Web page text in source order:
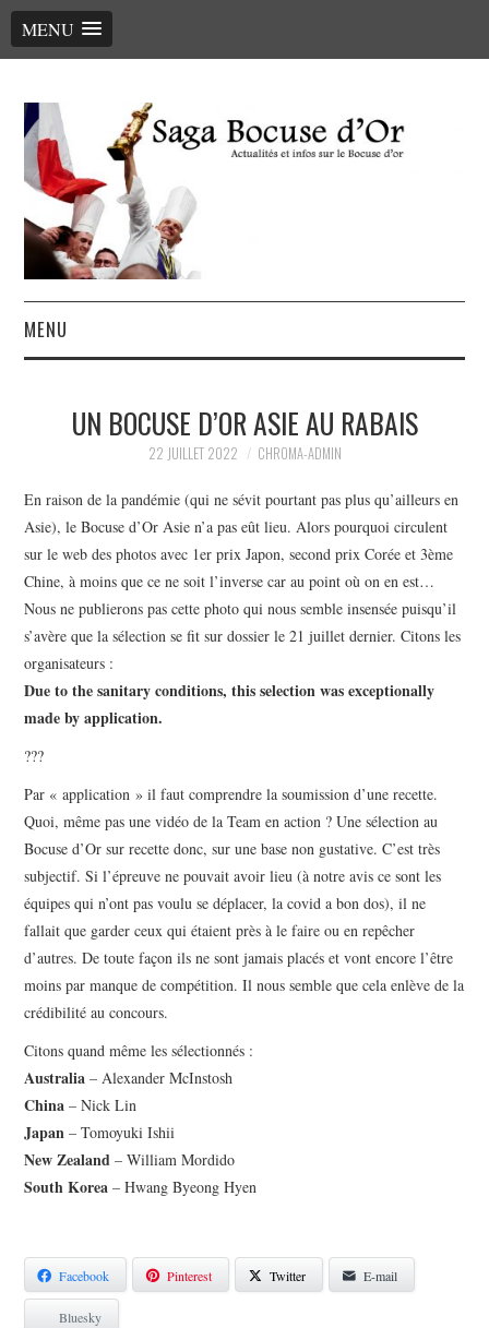
MENU
MENU
LE PALMARÈS, LES CHEFS
PHOTOS
SAGA BOCUSE D’OR ?
VIDÉOS
UN BOCUSE D’OR ASIE AU RABAIS
22 JUILLET 2022 CHROMA-ADMIN
En raison de la pandémie (qui ne sévit pourtant pas plus qu’ailleurs en
Asie), le Bocuse d’Or Asie n’a pas eût lieu. Alors pourquoi circulent
sur le web des photos avec 1er prix Japon, second prix Corée et 3ème
Chine, à moins que ce ne soit l’inverse car au point où on en est…
Nous ne publierons pas cette photo qui nous semble insensée puisqu’il
s’avère que la sélection se fit sur dossier le 21 juillet dernier. Citons les
organisateurs :
Due to the sanitary conditions, this selection was exceptionally
made by application.
???
Par « application » il faut comprendre la soumission d’une recette.
Quoi, même pas une vidéo de la Team en action ? Une sélection au
Bocuse d’Or sur recette donc, sur une base non gustative. C’est très
subjectif. Si l’épreuve ne pouvait avoir lieu (à notre avis ce sont les
équipes qui n’ont pas voulu se déplacer, la covid a bon dos), il ne
fallait que garder ceux qui étaient près à le faire ou en repêcher
d’autres. De toute façon ils ne sont jamais placés et vont encore l’être
moins par manque de compétition. Il nous semble que cela enlève de la
crédibilité au concours.
Citons quand même les sélectionnés :
Australia – Alexander McInstosh
China – Nick Lin
Japan – Tomoyuki Ishii
New Zealand – William Mordido
South Korea – Hwang Byeong Hyen
Facebook Pinterest Twitter E-mail
Bluesky